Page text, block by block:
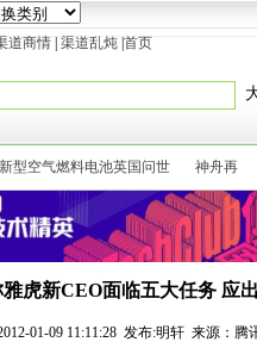
道商情 渠道乱炖 首页
型空气燃料电池英国问世
神舟再
虎新CEO面临五大任务 应
01-09 11:11:28 发布:明轩 来源：腾